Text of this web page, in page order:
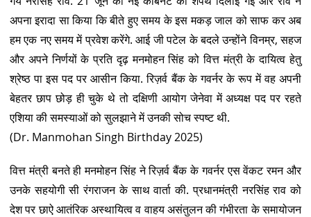
अपना इरादा सा किया कि बीते हुए समय के इस मकड़ जाल को साफ कर अब
हम एक नए समय में प्रवेश करेंगे. आई जी पटेल के बदले उन्होंने विनम्र, सहज
और अपने निर्णयों के प्रति दृढ़ मनमोहन सिंह को वित्त मंत्री के दायित्व हेतु
श्रेष्ठ पा इस पद पर आसीन किया. रिज़र्व बैंक के गवर्नर के रूप में वह अपनी
बेहतर छाप छोड़ ही चुके थे तो दक्षिणी आयोग जेनेवा में अध्यक्ष पद पर रहते
एशिया की समस्याओं को सुलझाने में उनकी सोच स्पष्ट थी.
(Dr. Manmohan Singh Birthday 2025)
वित्त मंत्री बनते ही मनमोहन सिंह ने रिज़र्व बैंक के गवर्नर एस वेंकट रमन और
उनके सहयोगी सी रंगराजन के साथ वार्ता की. प्रधानमंत्री नरसिंह राव को
देश पर छाऐ आतंरिक अस्थायित्व व वाहय असंतुलन की गंभीरता के समायोजन